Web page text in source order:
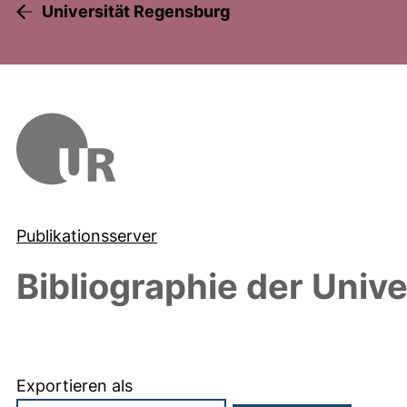
Universität Regensburg
Publikationsserver
Bibliographie der
Exportieren als